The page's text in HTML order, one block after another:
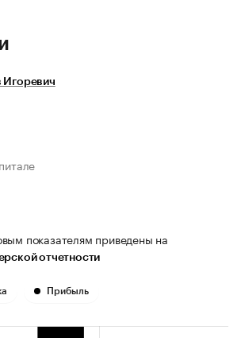
Игоревич
показателям приведены на
отчетности
Прибыль